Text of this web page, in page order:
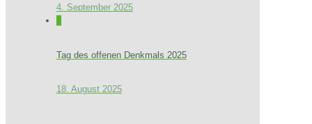
4. September 2025
Tag des offenen Denkmals 2025
18. August 2025